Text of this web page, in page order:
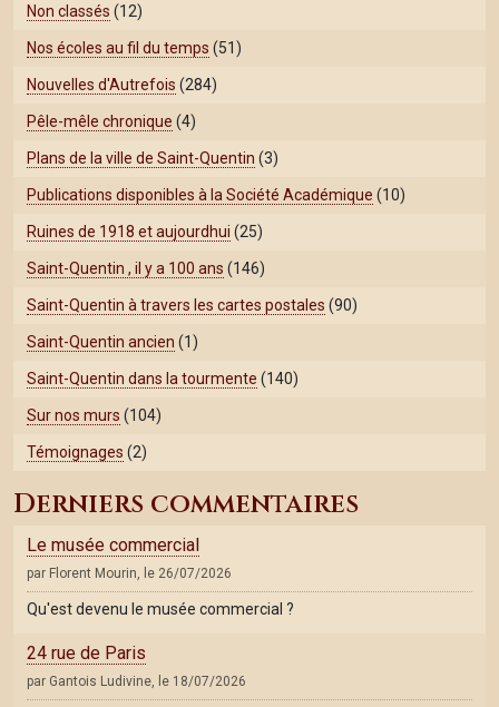
Non classés (12)
Nos écoles au fil du temps (51)
Nouvelles d'Autrefois (284)
Pêle-mêle chronique (4)
Plans de la ville de Saint-Quentin (3)
Publications disponibles à la Société Académique (10)
Ruines de 1918 et aujourdhui (25)
Saint-Quentin , il y a 100 ans (146)
Saint-Quentin à travers les cartes postales (90)
Saint-Quentin ancien (1)
Saint-Quentin dans la tourmente (140)
Sur nos murs (104)
Témoignages (2)
Derniers commentaires
Le musée commercial
par Florent Mourin, le 26/07/2026
Qu'est devenu le musée commercial ?
24 rue de Paris
par Gantois Ludivine, le 18/07/2026